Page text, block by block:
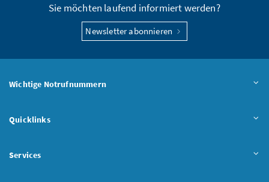
Sie möchten laufend informiert werden?
Newsletter abonnieren
Wichtige Notrufnummern
Quicklinks
Services